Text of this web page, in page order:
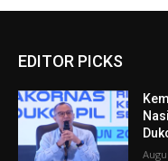
EDITOR PICKS